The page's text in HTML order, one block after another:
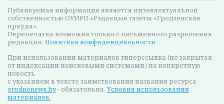
Публикуемая информация является интеллектуальной
собственностью ОУИРП «Рэдакцыя газеты «Гродзенская
праўда».
Перепечатка возможна только с письменного разрешения
редакции. Политика конфиденциальности
При использовании материалов гиперссылка (не закрытая
от индексации поисковыми системами) на конкретную
новость
с указанием в тексте заимствования названия ресурса
grodnonews.by- обязательна. Условия использования
материалов.